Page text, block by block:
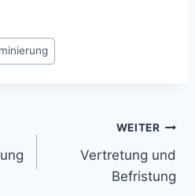
WEITER
Vertretung und
Befristung